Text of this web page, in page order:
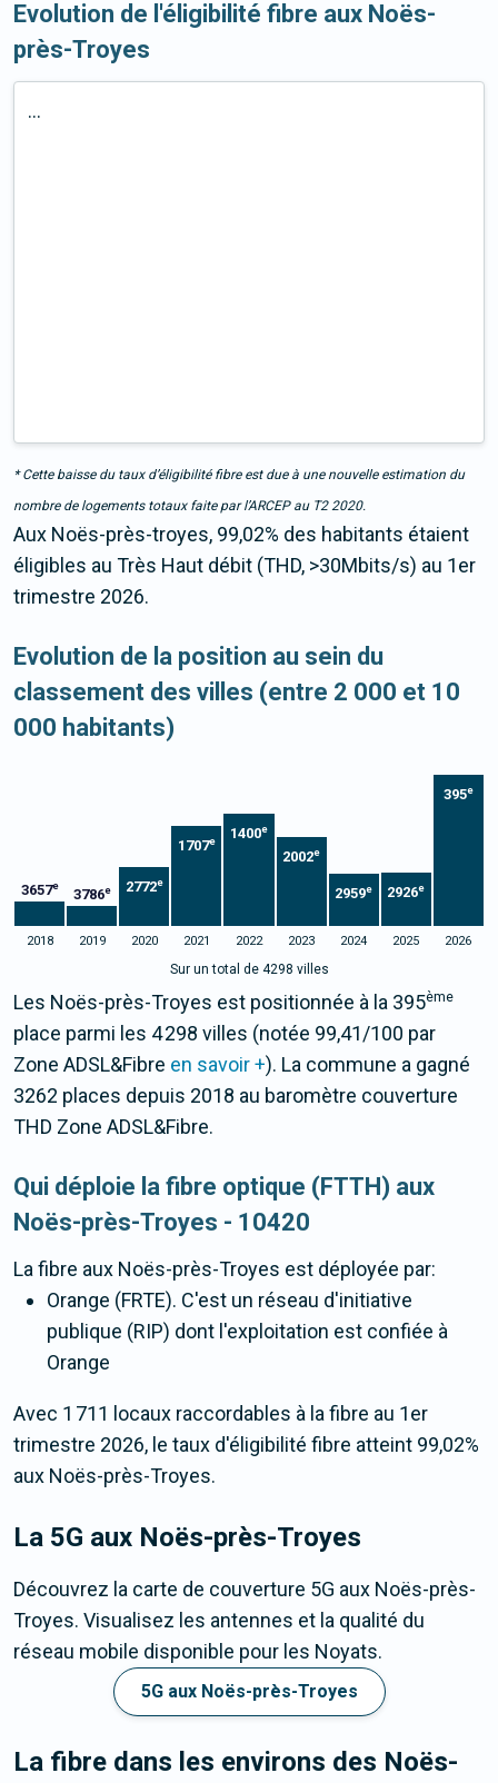
Evolution de l'éligibilité fibre aux Noës-
près-Troyes
...
* Cette baisse du taux d’éligibilité fibre est due à une nouvelle estimation du
nombre de logements totaux faite par l’ARCEP au T2 2020.
Aux Noës-près-troyes, 99,02% des habitants étaient
éligibles au Très Haut débit (THD, >30Mbits/s) au 1er
trimestre 2026.
Evolution de la position au sein du
classement des villes (entre 2 000 et 10
000 habitants)
3657e
3786e 2772e
1707e 1400e
2002e
2959e 2926e
395e
2018 2019 2020 2021 2022 2023 2024 2025 2026
Sur un total de 4298 villes
Les Noës-près-Troyes est positionnée à la 395ème
place parmi les 4 298 villes (notée 99,41/100 par
Zone ADSL&Fibre en savoir +). La commune a gagné
3262 places depuis 2018 au baromètre couverture
THD Zone ADSL&Fibre.
Qui déploie la fibre optique (FTTH) aux
Noës-près-Troyes - 10420
La fibre aux Noës-près-Troyes est déployée par:
Orange (FRTE). C'est un réseau d'initiative
publique (RIP) dont l'exploitation est confiée à
Orange
Avec 1 711 locaux raccordables à la fibre au 1er
trimestre 2026, le taux d'éligibilité fibre atteint 99,02%
aux Noës-près-Troyes.
La 5G aux Noës-près-Troyes
Découvrez la carte de couverture 5G aux Noës-près-
Troyes. Visualisez les antennes et la qualité du
réseau mobile disponible pour les Noyats.
5G aux Noës-près-Troyes
La fibre dans les environs des Noës-